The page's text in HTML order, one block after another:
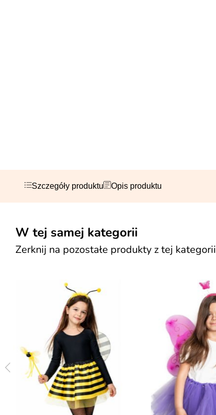
Szczegóły produktu Opis produktu
W tej samej kategorii
Zerknij na pozostałe produkty z tej kategorii